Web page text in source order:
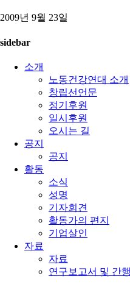
2009년 9월 23일
sidebar
소개
노동건강연대 소개
창립선언문
정기후원
일시후원
오시는 길
공지
공지
활동
소식
성명
기자회견
활동가의 편지
기업살인
자료
자료
연구보고서 및 간